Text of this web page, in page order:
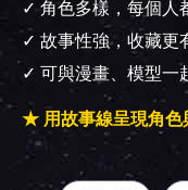
✓ 角色多樣，每個人
✓ 故事性強，收藏更
✓ 可與漫畫、模型一
★ 用故事線呈現角色